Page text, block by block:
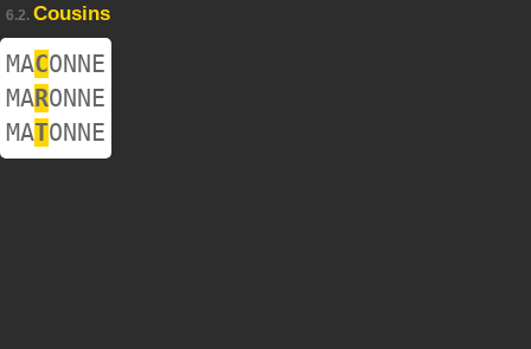
6.2. Cousins
MACONNE
MARONNE
MATONNE